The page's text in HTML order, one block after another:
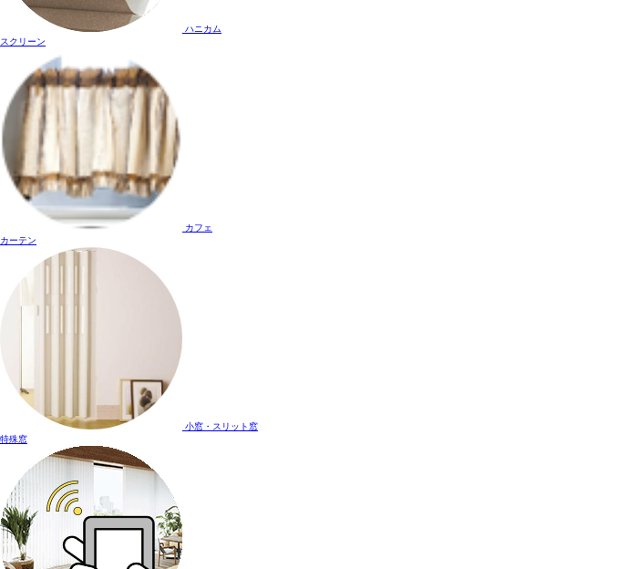
ハニカム
スクリーン
カフェ
カーテン
小窓・スリット窓
特殊窓